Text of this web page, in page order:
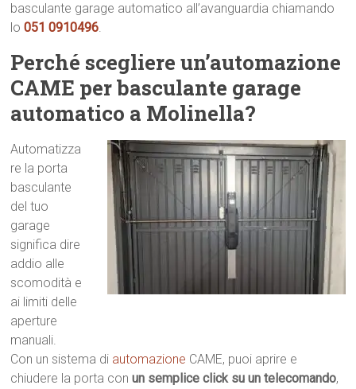
basculante garage automatico all’avanguardia chiamando
lo051 0910496.
Perché scegliere un’automazione
CAME per basculante garage
automatico a Molinella?
Automatizza
re la porta
basculante
del tuo
garage
significa dire
addio alle
scomodità e
ai limiti delle
aperture
manuali.
Con un sistema di automazione CAME, puoi aprire e
chiudere la porta conun semplice click su un telecomando,